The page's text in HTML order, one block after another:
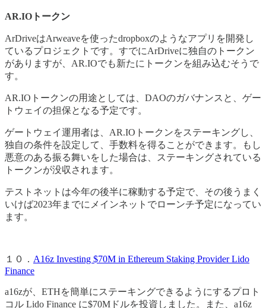
AR.IOトークン
ArDriveはArweaveを使ったdropboxのようなアプリを開発し
ているプロジェクトです。すでにArDriveに独自のトークン
がありますが、AR.IOでも新たにトークンを組み込むそうで
す。
AR.IOトークンの用途としては、DAOのガバナンスと、ゲー
トウェイの担保となる予定です。
ゲートウェイ運用者は、AR.IOトークンをステーキングし、
独自の条件を設定して、手数料を得ることができます。もし
悪意のある振る舞いをした場合は、ステーキングされている
トークンが没収されます。
テストネットは今年の後半に稼動する予定で、その後うまく
いけば2023年までにメインネットでローンチ予定になってい
ます。
１０． A16z Investing $70M in Ethereum Staking Provider Lido
Finance
a16zが、ETHを簡単にステーキングできるようにするプロト
コル Lido Finance に$70Mドルを投資しました。また、a16z